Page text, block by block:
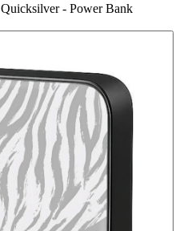
Quicksilver - Power Bank